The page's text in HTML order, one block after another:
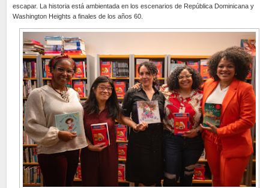
escapar. La historia está ambientada en los escenarios de República Dominicana y
Washington Heights a finales de los años 60.